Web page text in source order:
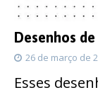
Desenhos
26 de março de
Esses